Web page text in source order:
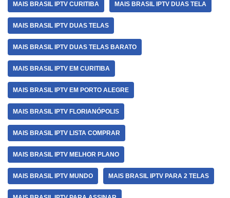
MAIS BRASIL IPTV CURITIBA MAIS BRASIL IPTV DUAS TELA
MAIS BRASIL IPTV DUAS TELAS
MAIS BRASIL IPTV DUAS TELAS BARATO
MAIS BRASIL IPTV EM CURITIBA
MAIS BRASIL IPTV EM PORTO ALEGRE
MAIS BRASIL IPTV FLORIANÓPOLIS
MAIS BRASIL IPTV LISTA COMPRAR
MAIS BRASIL IPTV MELHOR PLANO
MAIS BRASIL IPTV MUNDO MAIS BRASIL IPTV PARA 2 TELAS